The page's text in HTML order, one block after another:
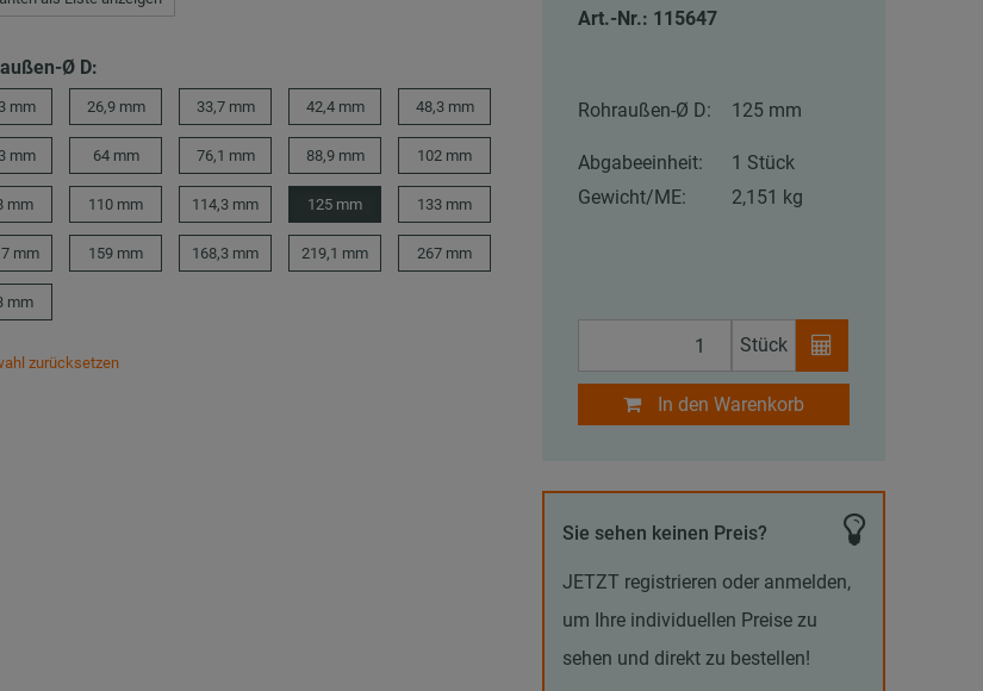
Ø D:
mm 26,9 mm 33,7 mm 42,4 mm 48,3 mm
mm 64 mm 76,1 mm 88,9 mm 102 mm
mm 110 mm 114,3 mm 125 mm 133 mm
mm 159 mm 168,3 mm 219,1 mm 267 mm
mm
zurücksetzen
Art.-Nr.: 115647
Rohraußen-Ø D: 125 mm
Abgabeeinheit:
1 Stück
Gewicht/ME:
2,151 kg
Stück
In den Warenkorb
Sie sehen keinen Preis?
JETZT registrieren oder anmelden,
um Ihre individuellen Preise zu
sehen und direkt zu bestellen!